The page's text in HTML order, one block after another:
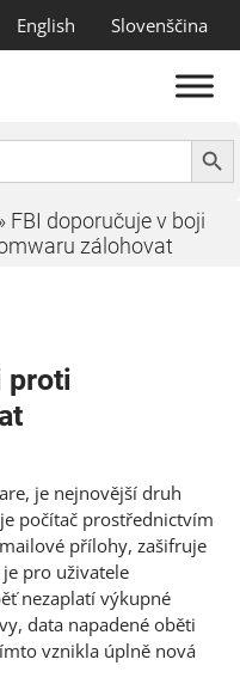
English Slovenščina
Search
FBI doporučuje v boji
zálohovat
proti
je nejnovější druh
počítač prostřednictvím
přílohy, zašifruje
pro uživatele
nezaplatí výkupné
data napadené oběti
vznikla úplně nová